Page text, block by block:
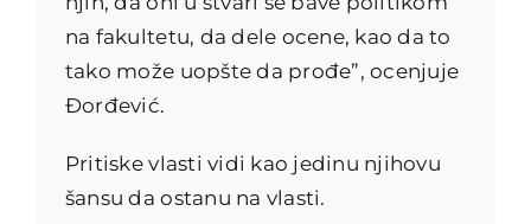
na fakultetu, da dele ocene, kao da to
tako može uopšte da prođe”, ocenjuje
Đorđević.
Pritiske vlasti vidi kao jedinu njihovu
šansu da ostanu na vlasti.